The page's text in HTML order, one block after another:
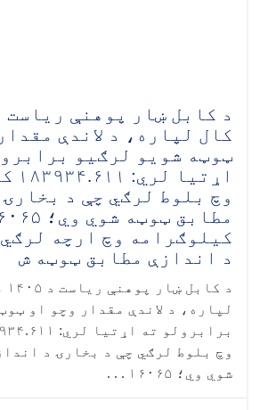
کال لپاره، د لاندې
ټوټه شویو لرګیو
وچ بلوط لرګي چې د
مطابق ټوټه شوي
کیلوګرامه وچ ارچه
د اندازې مطابق ټوټه ش
لپاره، د لاندې مقدار وچو او
وچ بلوط لرګي چې د بخارۍ د
شوي وي؛ ۱۶۰۶۵ . . .